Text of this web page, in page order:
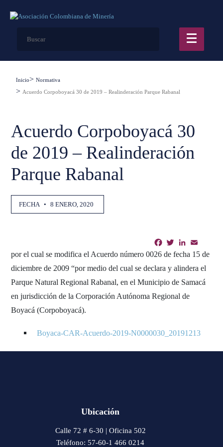
Inicio
Normativa
Acuerdo Corpoboyacá 30 de 2019 – Realinderación Parque Rabanal
Acuerdo Corpoboyacá 30
de 2019 – Realinderación
Parque Rabanal
FECHA • 8 ENERO, 2020
FacebookTwitterLinkedIn
por el cual se modifica el Acuerdo número 0026 de fecha 15 de
diciembre de 2009 “por medio del cual se declara y alindera el
Parque Natural Regional Rabanal, en el Municipio de Samacá
en jurisdicción de la Corporación Autónoma Regional de
Boyacá (Corpoboyacá).
Boyaca-CAR-Acuerdo-2019-N0000030_20191213
Ubicación
Calle 72 # 6-30 | Oficina 502
Teléfono: 57-60-1 466 0214